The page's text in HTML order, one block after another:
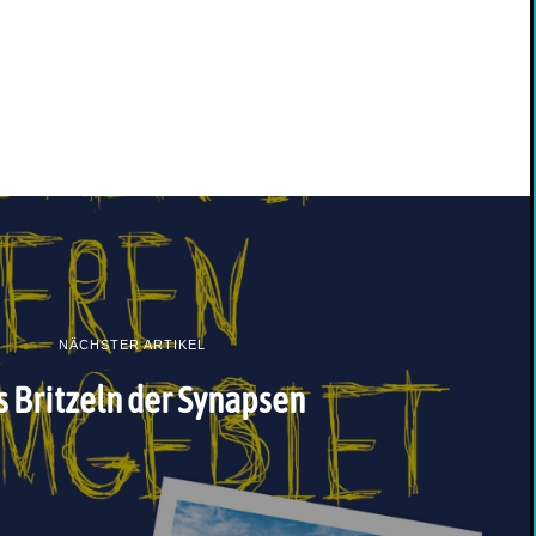
NÄCHSTER ARTIKEL
Britzeln der Synapsen